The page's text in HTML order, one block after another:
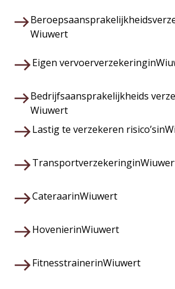
Wiuwert
Eigen vervoerverzekeringin
Bedrijfsaansprakelijkheids
Wiuwert
Lastig te verzekeren risico’sin
Transportverzekeringin
CateraarinWiuwert
HovenierinWiuwert
FitnesstrainerinWiuwert